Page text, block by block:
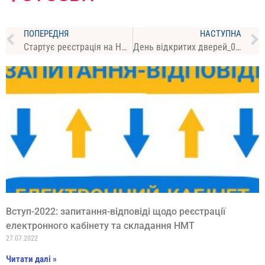
ПОПЕРЕДНЯ
Стартує реєстрація на НМТ-2025
НАСТУПНА
День відкритих дверей_06 квітня 2025 року
Вступ-2022: запитання-відповіді щодо реєстрації
електронного кабінету та складання НМТ
27.07.2022
Читати далі »